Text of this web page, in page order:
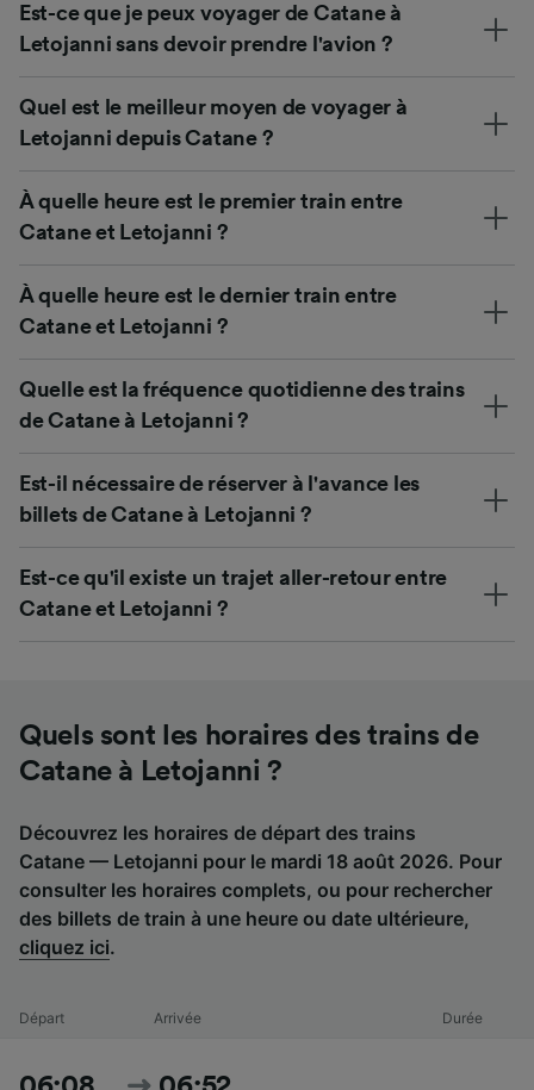
Est-ce que je peux voyager de Catane à
Letojanni sans devoir prendre l'avion ?
Quel est le meilleur moyen de voyager à
Letojanni depuis Catane ?
À quelle heure est le premier train entre
Catane et Letojanni ?
À quelle heure est le dernier train entre
Catane et Letojanni ?
Quelle est la fréquence quotidienne des trains
de Catane à Letojanni ?
Est-il nécessaire de réserver à l'avance les
billets de Catane à Letojanni ?
Est-ce qu'il existe un trajet aller-retour entre
Catane et Letojanni ?
Quels sont les horaires des trains de
Catane à Letojanni ?
Découvrez les horaires de départ des trains
Catane — Letojanni pour le mardi 18 août 2026. Pour
consulter les horaires complets, ou pour rechercher
des billets de train à une heure ou date ultérieure,
cliquez ici.
Départ Arrivée Durée